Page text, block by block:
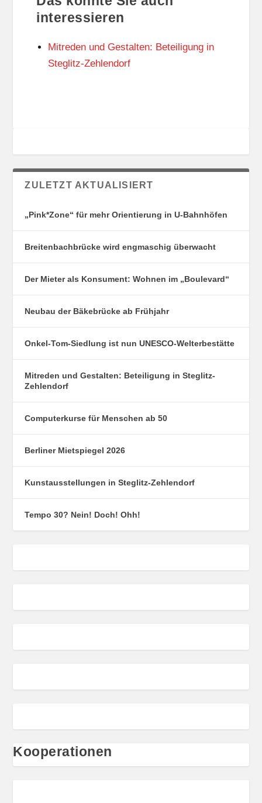
T
U
N
S
O
O
R
N
interessieren
Mitreden und Gestalten: Beteiligung in
Steglitz-Zehlendorf
ZULETZT AKTUALISIERT
„Pink*Zone“ für mehr Orientierung in U-Bahnhöfen
Breitenbachbrücke wird engmaschig überwacht
Der Mieter als Konsument: Wohnen im „Boulevard“
Neubau der Bäkebrücke ab Frühjahr
Onkel-Tom-Siedlung ist nun UNESCO-Welterbestätte
Mitreden und Gestalten: Beteiligung in Steglitz-
Zehlendorf
Computerkurse für Menschen ab 50
Berliner Mietspiegel 2026
Kunstausstellungen in Steglitz-Zehlendorf
Tempo 30? Nein! Doch! Ohh!
Kooperationen